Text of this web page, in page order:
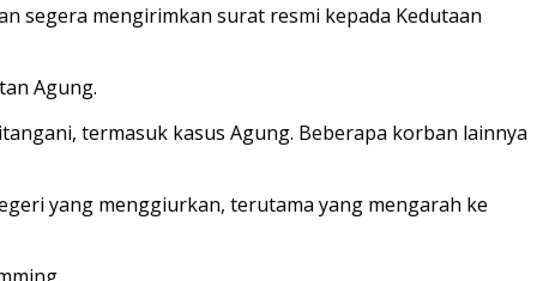
segera mengirimkan surat resmi kepada Kedutaan
Agung.
termasuk kasus Agung. Beberapa korban lainnya
yang menggiurkan, terutama yang mengarah ke